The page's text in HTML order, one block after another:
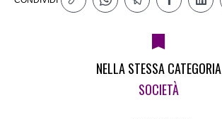
NELLA STESSA CATEGORIA
SOCIETÀ